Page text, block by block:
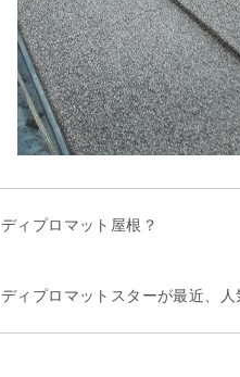
ディプロマット屋根？
ディプロマットスターが最近、